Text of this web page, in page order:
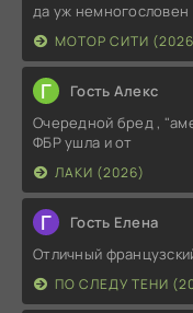
да уж немногословен
МОТОР СИТИ
Г Гость Алекс
Очередной бред ,
ФБР ушла и от
ЛАКИ (2026)
Г Гость Елена
Отличный
ПО СЛЕДУ ТЕНИ